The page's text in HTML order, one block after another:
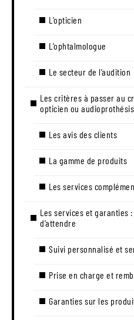
L’opticien
L’ophtalmologue
Le secteur de l’audition
Les critères à passer au
opticien ou
Les avis des clients
La gamme de produits
Les services
Les services et garanties
d’attendre
Suivi personnalisé et
Prise en charge et
Garanties sur les